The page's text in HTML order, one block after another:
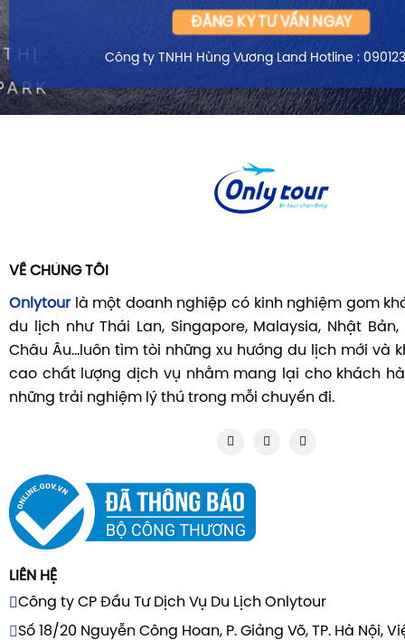
ĐĂNG KÝ TƯ VẤN NGAY
Công ty TNHH Hùng Vương LandHotline :
VỀ CHÚNG TÔI
Onlytourlà một doanh nghiệp có kinh nghiệm gom
du lịch như Thái Lan, Singapore, Malaysia, Nhật Bản,
Châu Âu...luôn tìm tòi những xu hướng du lịch mới và
cao chất lượng dịch vụ nhằm mang lại cho khách
những trải nghiệm lý thú trong mỗi chuyến đi.
LIÊN HỆ
Công ty CP Đầu Tư Dịch Vụ Du Lịch Onlytour
Số 18/20 Nguyễn Công Hoan, P. Giảng Võ, TP. Hà Nội,